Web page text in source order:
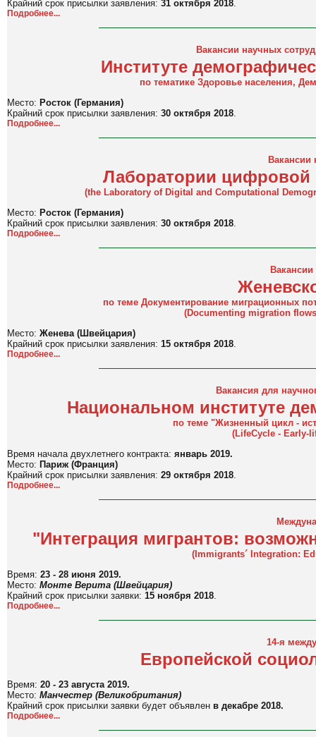
Крайний срок присылки заявления: 31 октября 2018
Подробнее...
Вакансии научных
Институте
по тематике Здоровье населения,
Место: Росток (Германия)
Крайний срок присылки заявления: 30 октября 2018
Подробнее...
Вакансии
Лаборатории
(the Laboratory of Digital and Computational
Место: Росток (Германия)
Крайний срок присылки заявления: 30 октября 2018
Подробнее...
Вакансии
по теме Документирование миграционных
(Documenting migration
Место: Женева (Швейцария)
Крайний срок присылки заявления: 15 октября 2018
Подробнее...
Вакансия для
Национальном институте
по теме "Жизненный цикл -
(LifeCycle - Early-
Время начала двухлетнего контракта: январь 2019.
Место: Париж (Франция)
Крайний срок присылки заявления: 29 октября 2018
Подробнее...
"Интеграция мигрантов:
( Immigrants´ Integration:
Время: 23 - 28 июня 2019.
Место: Монте Верита (Швейцария)
Крайний срок присылки заявки: 15 ноября 2018
Подробнее...
14-я
Европейской
Время: 20 - 23 августа 2019.
Место: Манчестер (Великобритания)
Крайний срок присылки заявки будет объявлен в декабре 2018.
Подробнее...